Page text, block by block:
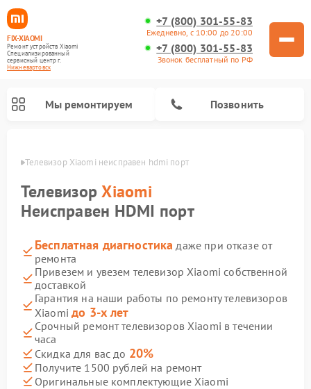
FIX-XIAOMI
Ремонт устройств Xiaomi
Специализированный
cервисный центр г.
Нижневартовск
+7 (800) 301-55-83
Ежедневно, с 10:00 до 20:00
+7 (800) 301-55-83
Звонок бесплатный по РФ
Мы ремонтируем Позвонить
Телевизор Xiaomi неисправен hdmi порт
ТелевизорXiaomi
Неисправен HDMI порт
Бесплатная диагностика даже при отказе от
ремонта
Привезем и увезем телевизор Xiaomi собственной
доставкой
Гарантия на наши работы по ремонту телевизоров
Xiaomiдо 3-х лет
Срочный ремонт телевизоров Xiaomi в течении
часа
Скидка для вас до 20%
Получите 1500 рублей на ремонт
Оригинальные комплектующие Xiaomi